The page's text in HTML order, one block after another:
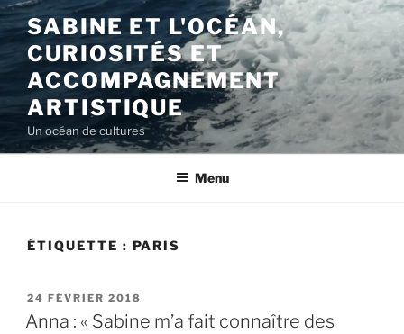
Aller
au
contenu
principal
SABINE ET L'OCÉAN,
CURIOSITÉS ET
ACCOMPAGNEMENT
ARTISTIQUE
Un océan de cultures
Menu
ÉTIQUETTE : PARIS
PUBLIÉ
LE
24 FÉVRIER 2018
Anna : « Sabine m’a fait connaître des